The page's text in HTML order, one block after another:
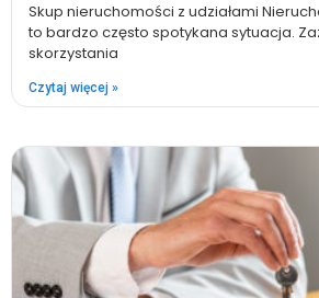
Skup nieruchomości z udziałami
to bardzo często spotykana sytuacja.
skorzystania
Czytaj więcej »